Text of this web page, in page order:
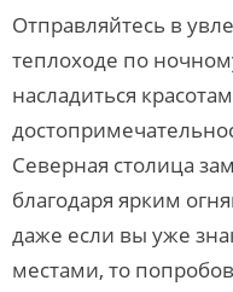
Отправляйтесь в
теплоходе по
насладиться
Северная столица
благодаря ярким
даже если вы уже
местами, то